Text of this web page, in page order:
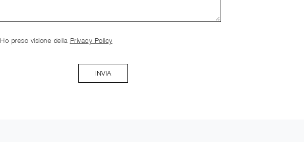
Ho preso visione della Privacy Policy
INVIA